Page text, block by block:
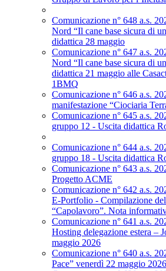
Comunicazione n° 648 a.s.
Nord “Il cane base sicura di
didattica 28 maggio
Comunicazione n° 647 a.s.
Nord “Il cane base sicura di
didattica 21 maggio alle
1BMQ
Comunicazione n° 646 a.s.
manifestazione “Ciociaria
Comunicazione n° 645 a.s.
gruppo 12 - Uscita didattica
Comunicazione n° 644 a.s.
gruppo 18 - Uscita didattica
Comunicazione n° 643 a.s.
Progetto ACME
Comunicazione n° 642 a.s.
E-Portfolio - Compilazione
“Capolavoro”. Nota
Comunicazione n° 641 a.s.
Hosting delegazione estera –
maggio 2026
Comunicazione n° 640 a.s.
Pace” venerdì 22 maggio